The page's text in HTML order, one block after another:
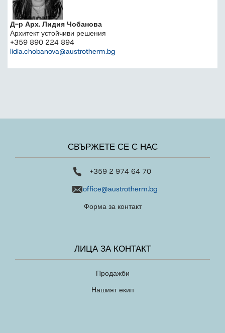
Д-р Арх. Лидия Чобанова
Архитект устойчиви решения
+359 890 224 894
lidia.chobanova@austrotherm.bg
СВЪРЖЕТЕ СЕ С НАС
+359 2 974 64 70
office@austrotherm.bg
Форма за контакт
ЛИЦА ЗА КОНТАКТ
Продажби
Нашият екип